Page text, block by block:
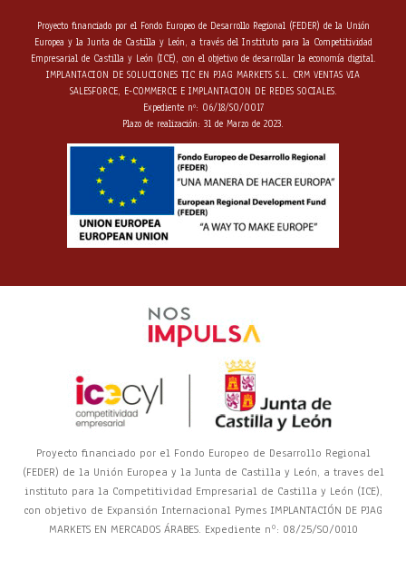
Proyecto financiado por el Fondo Europeo de Desarrollo Regional (FEDER) de la Unión
Europea y la Junta de Castilla y León, a través del Instituto para la Competitividad
Empresarial de Castilla y León (ICE), con el objetivo de desarrollar la economía digital.
IMPLANTACION DE SOLUCIONES TIC EN PJAG MARKETS S.L. CRM VENTAS VIA
SALESFORCE, E-COMMERCE E IMPLANTACION DE REDES SOCIALES.
Expediente nº: 06/18/SO/0017
Plazo de realización: 31 de Marzo de 2023.
Proyecto financiado por el Fondo Europeo de Desarrollo Regional
(FEDER) de la Unión Europea y la Junta de Castilla y León, a traves del
instituto para la Competitividad Empresarial de Castilla y León (ICE),
con objetivo de Expansión Internacional Pymes IMPLANTACIÓN DE PJAG
MARKETS EN MERCADOS ÁRABES. Expediente nº: 08/25/SO/0010